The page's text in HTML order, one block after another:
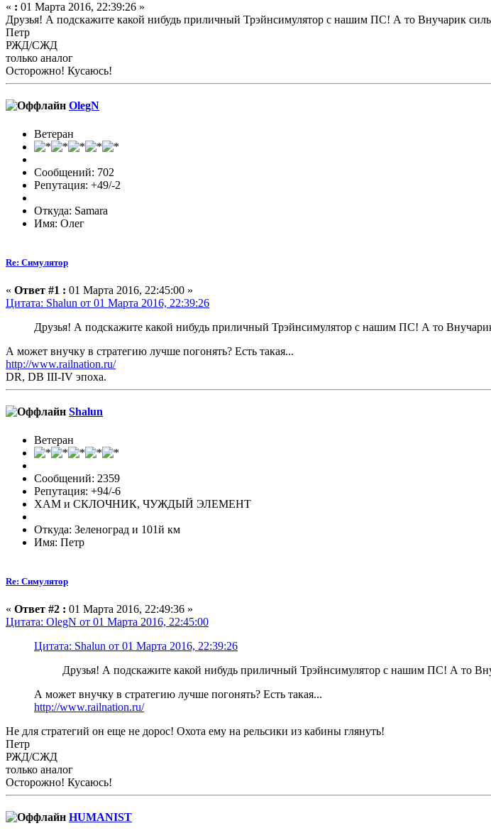
« : 01 Марта 2016, 22:39:26 »
Друзья! А подскажите какой нибудь приличный Трэйнсимулятор с нашим ПС! А то Внучарик
Петр
РЖД/СЖД
только аналог
Осторожно! Кусаюсь!
OlegN
Ветеран
Сообщений: 702
Репутация: +49/-2
Откуда: Samara
Имя: Олег
Re: Симулятор
« Ответ #1 : 01 Марта 2016, 22:45:00 »
Цитата: Shalun от 01 Марта 2016, 22:39:26
Друзья! А подскажите какой нибудь приличный Трэйнсимулятор с нашим ПС! А то
А может внучку в стратегию лучше погонять? Есть такая...
http://www.railnation.ru/
DR, DB III-IV эпоха.
Shalun
Ветеран
Сообщений: 2359
Репутация: +94/-6
ХАМ и СКЛОЧНИК, ЧУЖДЫЙ ЭЛЕМЕНТ
Откуда: Зеленоград и 101й км
Имя: Петр
Re: Симулятор
« Ответ #2 : 01 Марта 2016, 22:49:36 »
Цитата: OlegN от 01 Марта 2016, 22:45:00
Цитата: Shalun от 01 Марта 2016, 22:39:26
Друзья! А подскажите какой нибудь приличный Трэйнсимулятор с нашим ПС! А то
А может внучку в стратегию лучше погонять? Есть такая...
http://www.railnation.ru/
Не для стратегий он еще не дорос! Охота ему на рельсики из кабины глянуть!
Петр
РЖД/СЖД
только аналог
Осторожно! Кусаюсь!
HUMANIST